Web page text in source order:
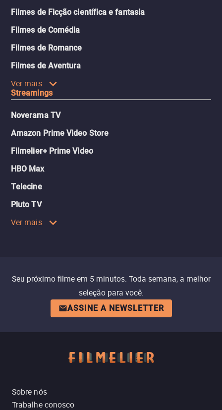
Filmes de Ficção científica e fantasia
Filmes de Comédia
Filmes de Romance
Filmes de Aventura
Ver mais
Streamings
Noverama TV
Amazon Prime Video Store
Filmelier+ Prime Video
HBO Max
Telecine
Pluto TV
Ver mais
Seu próximo filme em 5 minutos. Toda semana, a melhor
seleção para você.
ASSINE A NEWSLETTER
Sobre nós
Trabalhe conosco